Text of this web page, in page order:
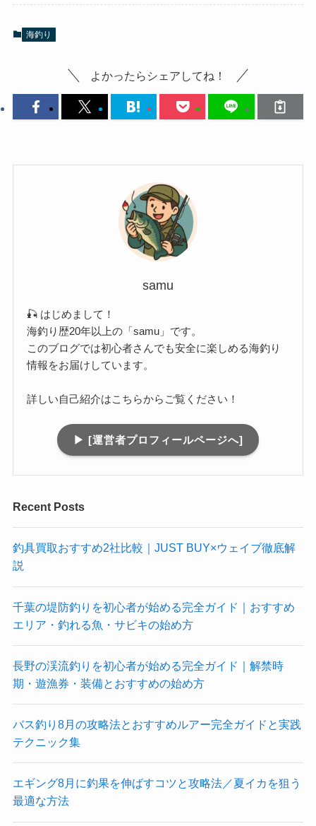
海釣り
よかったらシェアしてね！
samu
🎣 はじめまして！
海釣り歴20年以上の「samu」です。
このブログでは初心者さんでも安全に楽しめる海釣り
情報をお届けしています。
詳しい自己紹介はこちらからご覧ください！
▶︎ [運営者プロフィールページへ]
Recent Posts
釣具買取おすすめ2社比較｜JUST BUY×ウェイブ徹底解
説
千葉の堤防釣りを初心者が始める完全ガイド｜おすすめ
エリア・釣れる魚・サビキの始め方
長野の渓流釣りを初心者が始める完全ガイド｜解禁時
期・遊漁券・装備とおすすめの始め方
バス釣り8月の攻略法とおすすめルアー完全ガイドと実践
テクニック集
エギング8月に釣果を伸ばすコツと攻略法／夏イカを狙う
最適な方法